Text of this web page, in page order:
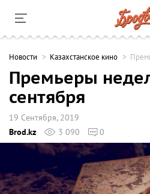
Новости Казахстанское кино
Премьеры
сентября
19 Сентября, 2019
Brod.kz
3 090 0